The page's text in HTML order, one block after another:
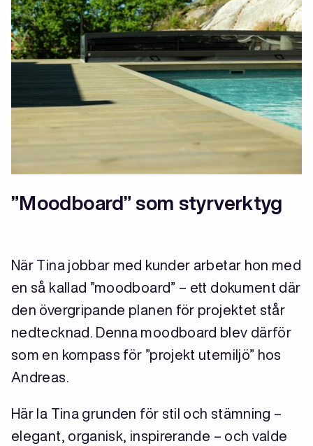
”Moodboard” som styrverktyg
När Tina jobbar med kunder arbetar hon med
en så kallad ”moodboard” – ett dokument där
den övergripande planen för projektet står
nedtecknad. Denna moodboard blev därför
som en kompass för ”projekt utemiljö” hos
Andreas.
Här la Tina grunden för stil och stämning –
elegant, organisk, inspirerande – och valde